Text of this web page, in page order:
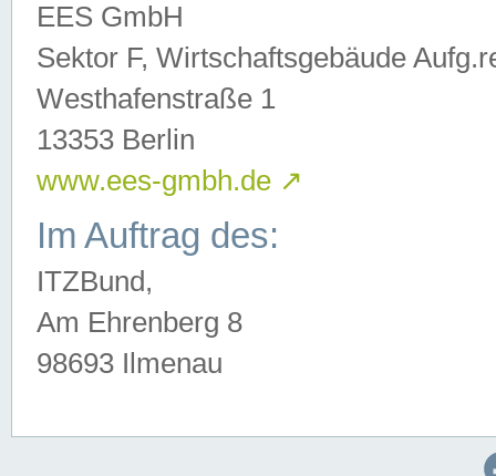
EES GmbH
Sektor F, Wirtschaftsgebäude
Westhafenstraße 1
13353 Berlin
www.ees-gmbh.de ↗
Im Auftrag des:
ITZBund,
Am Ehrenberg 8
98693 Ilmenau